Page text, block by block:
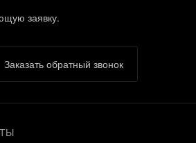
заявку.
Заказать обратный звонок